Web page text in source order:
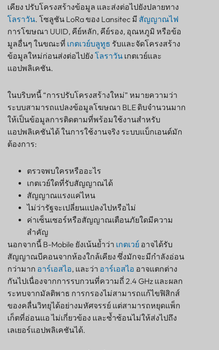
เคียง ปรับโครงสร้างข้อมูล และส่งต่อไปยังปลายทาง
โลราวัน. โซลูชัน LoRa ของ Lansitec มี สัญญาณไฟ
การโฆษณา UUID, คีย์หลัก, คีย์รอง, อุณหภูมิ หรือข้อ
มูลอื่นๆ ในขณะที่ เกตเวย์บลูทูธ รับและจัดโครงสร้าง
ข้อมูลใหม่ก่อนส่งต่อไปยัง โลราวัน เกตเวย์และ
แอปพลิเคชัน.
ในบริบทนี้ “การปรับโครงสร้างใหม่” หมายความว่า
ระบบสามารถแปลงข้อมูลโฆษณา BLE ดิบจำนวนมาก
ให้เป็นข้อมูลการติดตามที่พร้อมใช้งานสำหรับ
แอปพลิเคชันได้ ในการใช้งานจริง ระบบแบ็กเอนด์มัก
ต้องการ:
ตรวจพบใครหรืออะไร
เกตเวย์ใดที่รับสัญญาณได้
สัญญาณแรงแค่ไหน
ไม่ว่ารัฐจะเปลี่ยนแปลงไปหรือไม่
ค่าเซ็นเซอร์หรือสัญญาณเตือนภัยใดมีความ
สำคัญ
นอกจากนี้ B-Mobile ยังเน้นย้ำว่า เกตเวย์ อาจได้รับ
สัญญาณบีคอนจากห้องใกล้เคียง ซึ่งมักจะมีกำลังอ่อน
กว่ามาก อาร์เอสไอ, และว่า อาร์เอสไอ อาจแตกต่าง
กันไปเนื่องจากการรบกวนที่ความถี่ 2.4 GHz และผลก
ระทบจากมัลติพาธ การกรองไม่สามารถแก้ไขฟิสิกส์
ของคลื่นวิทยุได้อย่างมหัศจรรย์ แต่สามารถหยุดแพ็ก
เก็ตที่อ่อนแอ ไม่เกี่ยวข้อง และซ้ำซ้อนไม่ให้ส่งไปถึง
เลเยอร์แอปพลิเคชันได้.